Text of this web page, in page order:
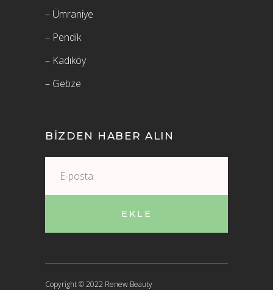
– Ümraniye
– Pendik
– Kadıköy
– Gebze
BIZDEN HABER ALIN
EKLE
Copyright © 2022 Renew Beauty